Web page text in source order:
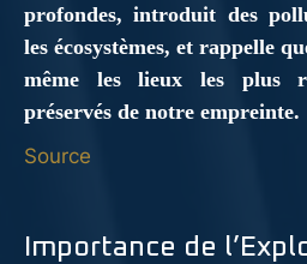
profondes, introduit des
les écosystèmes, et rappelle
même les lieux les plus
préservés de notre empreinte.
Source
Importance de